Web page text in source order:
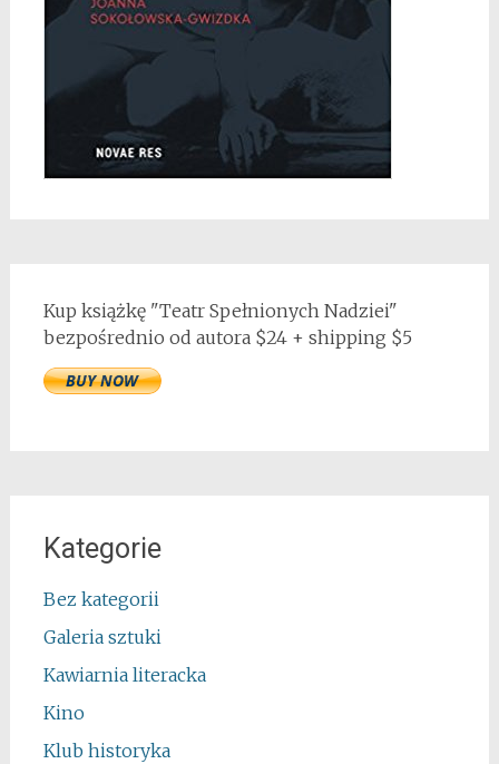
Kup książkę "Teatr Spełnionych Nadziei"
bezpośrednio od autora $24 + shipping $5
Kategorie
Bez kategorii
Galeria sztuki
Kawiarnia literacka
Kino
Klub historyka